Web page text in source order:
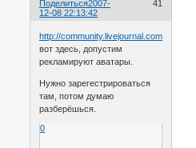
Поделиться 41
2007-
12-08 22:13:42
http://community.livejournal.com/
вот здесь, допустим
рекламируют аватары.
Нужно зарегестрироваться
там, потом думаю
разберёшься.
0